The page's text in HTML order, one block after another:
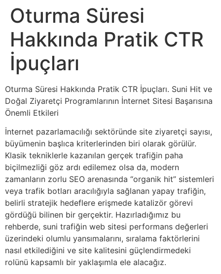
Oturma Süresi
Hakkında Pratik CTR
İpuçları
Oturma Süresi Hakkında Pratik CTR İpuçları. Suni Hit ve
Doğal Ziyaretçi Programlarının İnternet Sitesi Başarısına
Önemli Etkileri
İnternet pazarlamacılığı sektöründe site ziyaretçi sayısı,
büyümenin başlıca kriterlerinden biri olarak görülür.
Klasik tekniklerle kazanılan gerçek trafiğin paha
biçilmezliği göz ardı edilemez olsa da, modern
zamanların zorlu SEO arenasında “organik hit” sistemleri
veya trafik botları aracılığıyla sağlanan yapay trafiğin,
belirli stratejik hedeflere erişmede katalizör görevi
gördüğü bilinen bir gerçektir. Hazırladığımız bu
rehberde, suni trafiğin web sitesi performans değerleri
üzerindeki olumlu yansımalarını, sıralama faktörlerini
nasıl etkilediğini ve site kalitesini güçlendirmedeki
rolünü kapsamlı bir yaklaşımla ele alacağız.